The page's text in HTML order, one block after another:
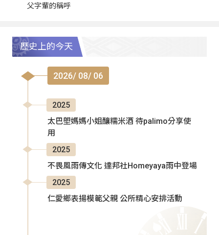
父字輩的稱呼
歷史上的今天
2026/ 08/ 06
2025
太巴塱媽媽小姐釀糯米酒 待palimo分享使
用
2025
不畏風雨傳文化 達邦社Homeyaya雨中登場
2025
仁愛鄉表揚模範父親 公所精心安排活動